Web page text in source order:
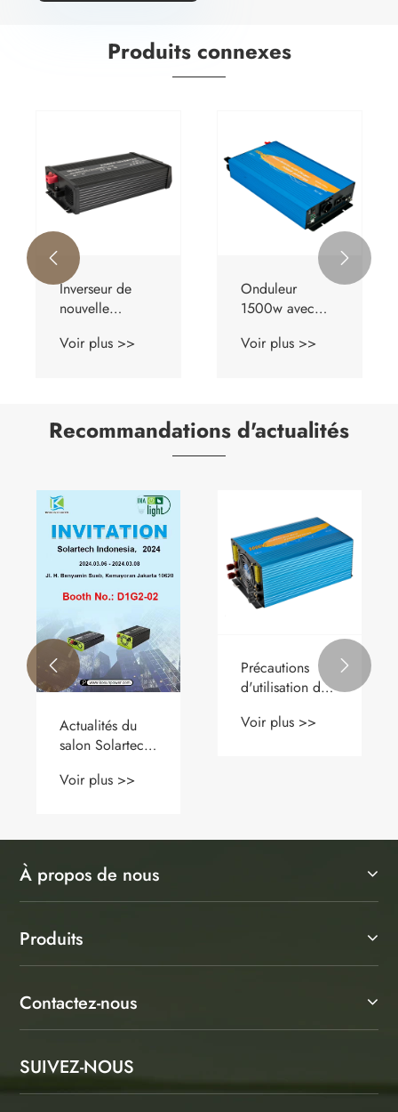
Produits connexes
Inverseur de
nouvelle
1500w avec
Voir plus >>
Onduleur
1500w avec
batterie
Voir plus >>
 
Recommandations d'actualités
Actualités du
salon Solartech
Voir plus >>
Précautions
d'utilisation de
onde
Voir plus >>
 
À propos de nous
Produits
Contactez-nous
SUIVEZ-NOUS